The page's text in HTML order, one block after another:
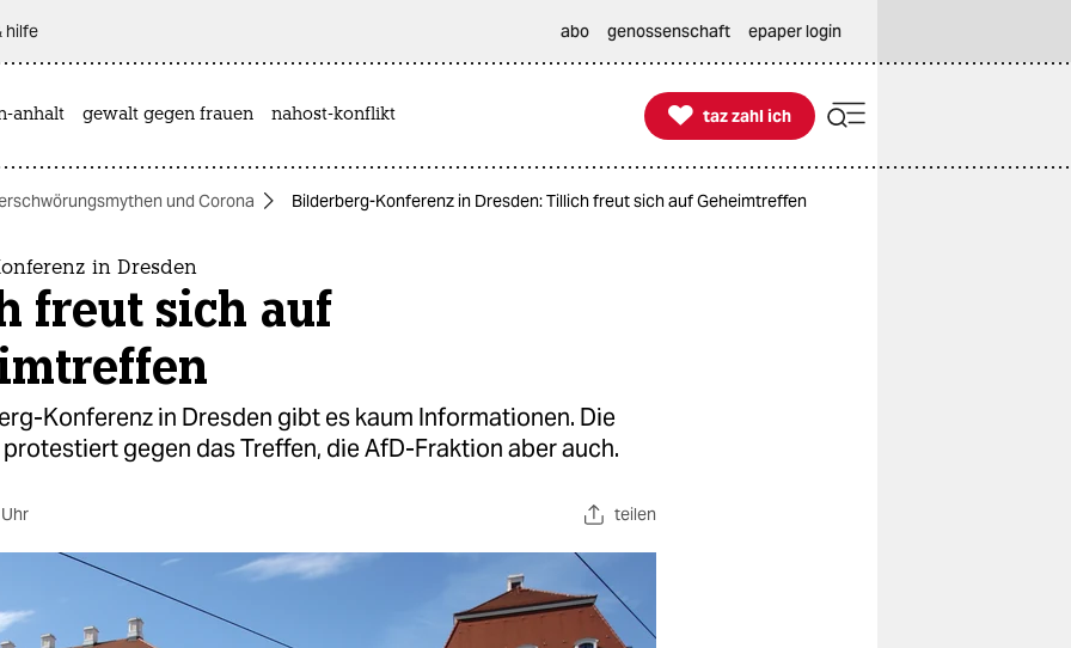
hilfe abo genossenschaft epaper login
anhalt gewalt gegen frauen nahost-konflikt 
taz zahl ich
taz zahl ich
und Corona Bilderberg-Konferenz in Dresden: Tillich freut sich auf Geheimtreffen
in Dresden
freut sich auf
Konferenz in Dresden gibt es kaum Informationen. Die
gegen das Treffen, die AfD-Fraktion aber auch.
teilen